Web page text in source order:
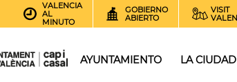
VALENCIA
AL
MINUTO
GOBIERNO
ABIERTO
VISIT
AYUNTAMIENTO LA CIUDAD